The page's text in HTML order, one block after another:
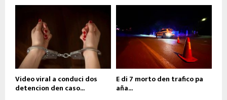
Video viral a conduci dos
detencion den caso...
E di 7 morto den trafico pa
aña...